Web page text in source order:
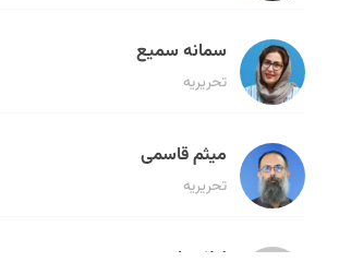
سمانه سمیع
تحریریه
میثم قاسمی
تحریریه
لیلا حنارود